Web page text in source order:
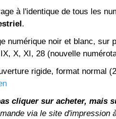
à l'identique de tous les
.
numérique noir et blanc, sur
X, XI, 28 (nouvelle
rigide, format normal
cliquer sur acheter, mais
via le site d'impression